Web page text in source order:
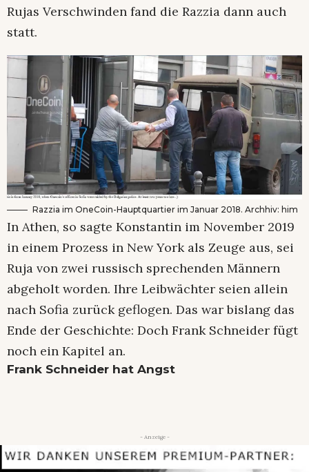
Rujas Verschwinden fand die Razzia dann auch
statt.
Razzia im OneCoin-Hauptquartier im Januar 2018. Archhiv: him
In Athen, so sagte Konstantin im November 2019
in einem Prozess in New York als Zeuge aus, sei
Ruja von zwei russisch sprechenden Männern
abgeholt worden. Ihre Leibwächter seien allein
nach Sofia zurück geflogen. Das war bislang das
Ende der Geschichte: Doch Frank Schneider fügt
noch ein Kapitel an.
Frank Schneider hat Angst
- Anzeige -